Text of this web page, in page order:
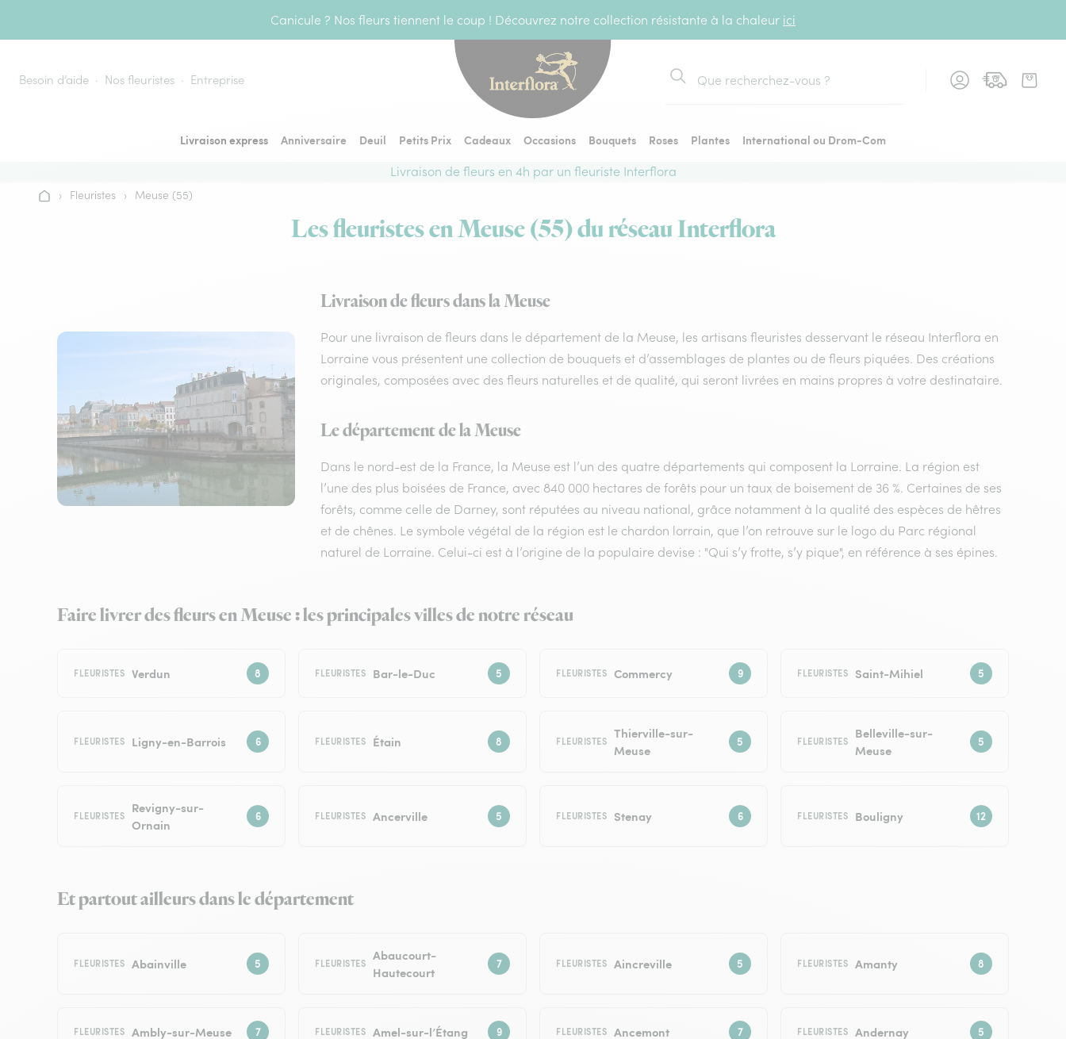
Canicule ? Nos fleurs tiennent le coup ! Découvrez notre collection résistante à la chaleur ici
Besoin d’aide Nos fleuristes Entreprise
Rechercher
Livraison express Anniversaire Deuil Petits Prix Cadeaux Occasions Bouquets Roses Plantes
International ou Drom-Com
Livraison de fleurs en 4h par un fleuriste Interflora
Accueil
› Fleuristes › Meuse (55)
Les fleuristes en Meuse (55) du réseau Interflora
Livraison de fleurs dans la Meuse
Pour une livraison de fleurs dans le département de la Meuse, les artisans fleuristes desservant le réseau Interflora en
Lorraine vous présentent une collection de bouquets et d’assemblages de plantes ou de fleurs piquées. Des créations
originales, composées avec des fleurs naturelles et de qualité, qui seront livrées en mains propres à votre destinataire.
Le département de la Meuse
Dans le nord-est de la France, la Meuse est l’un des quatre départements qui composent la Lorraine. La région est
l’une des plus boisées de France, avec 840 000 hectares de forêts pour un taux de boisement de 36 %. Certaines de ses
forêts, comme celle de Darney, sont réputées au niveau national, grâce notamment à la qualité des espèces de hêtres
et de chênes. Le symbole végétal de la région est le chardon lorrain, que l’on retrouve sur le logo du Parc régional
naturel de Lorraine. Celui-ci est à l’origine de la populaire devise : "Qui s’y frotte, s’y pique", en référence à ses épines.
Faire livrer des fleurs en Meuse : les principales villes de notre réseau
FLEURISTES Verdun FLEURISTES Bar-le-Duc FLEURISTES Commercy FLEURISTES Saint-Mihiel
FLEURISTES Ligny-en-Barrois FLEURISTES Étain FLEURISTES
Thierville-sur-
Meuse
FLEURISTES
Belleville-sur-
Meuse
FLEURISTES
Revigny-sur-
Ornain
FLEURISTES Ancerville FLEURISTES Stenay FLEURISTES Bouligny
Et partout ailleurs dans le département
FLEURISTES Abainville FLEURISTES
Abaucourt-
Hautecourt
FLEURISTES Aincreville FLEURISTES Amanty
FLEURISTES Ambly-sur-Meuse FLEURISTES Amel-sur-l’Étang FLEURISTES Ancemont FLEURISTES Andernay